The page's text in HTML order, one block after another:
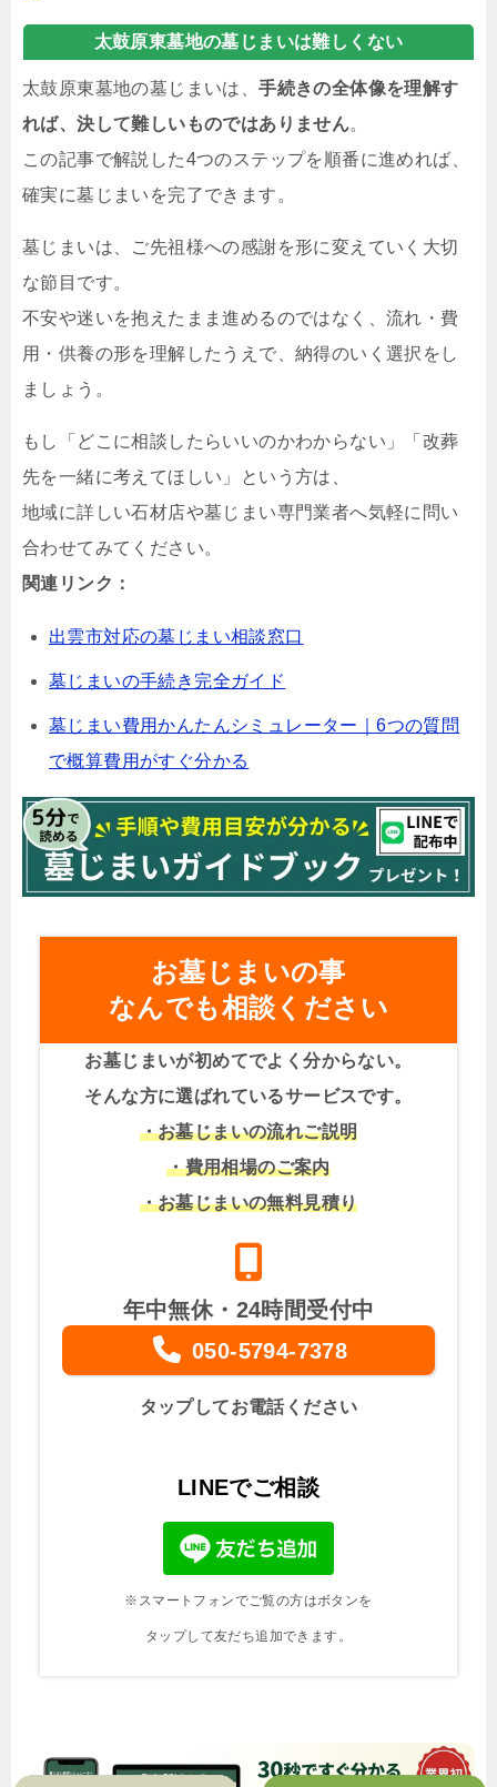
太鼓原東墓地の墓じまいは難しくない
太鼓原東墓地の墓じまいは、手続きの全体像を理解す
れば、決して難しいものではありません。
この記事で解説した4つのステップを順番に進めれば、
確実に墓じまいを完了できます。
墓じまいは、ご先祖様への感謝を形に変えていく大切
な節目です。
不安や迷いを抱えたまま進めるのではなく、流れ・費
用・供養の形を理解したうえで、納得のいく選択をし
ましょう。
もし「どこに相談したらいいのかわからない」「改葬
先を一緒に考えてほしい」という方は、
地域に詳しい石材店や墓じまい専門業者へ気軽に問い
合わせてみてください。
関連リンク：
出雲市対応の墓じまい相談窓口
墓じまいの手続き完全ガイド
墓じまい費用かんたんシミュレーター｜6つの質問
で概算費用がすぐ分かる
お墓じまいの事
なんでも相談ください
お墓じまいが初めてでよく分からない。
そんな方に選ばれているサービスです。
・お墓じまいの流れご説明
・費用相場のご案内
・お墓じまいの無料見積り
年中無休・24時間受付中
050-5794-7378
タップしてお電話ください
LINEでご相談
※スマートフォンでご覧の方はボタンを
タップして友だち追加できます。